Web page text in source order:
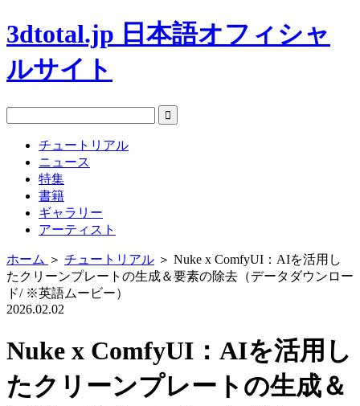
3dtotal.jp 日本語オフィシャ
ルサイト
チュートリアル
ニュース
特集
書籍
ギャラリー
アーティスト
ホーム ＞ チュートリアル ＞ Nuke x ComfyUI：AIを活用し
たクリーンプレートの生成＆要素の除去（データダウンロー
ド/ ※英語ムービー）
2026.02.02
Nuke x ComfyUI：AIを活用し
たクリーンプレートの生成＆